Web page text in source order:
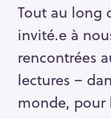
Tout au long
invité.e à
rencontrées
lectures –
monde, pour